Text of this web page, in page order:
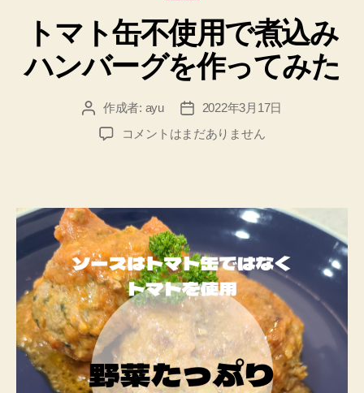
ゴ
リ
ー
トマト缶不使用で煮込み
ハンバーグを作ってみた
投
稿
作成者: ayu
投
稿
日
2022年3月17日
ト
使
用
で
煮
込
み
ハ
ン
バ
ー
コメントはまだありません